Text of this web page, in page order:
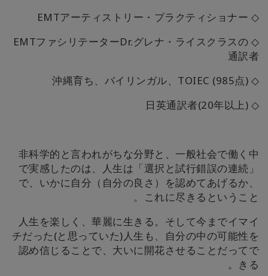
◇ EMTアーティストリー・プラクティショナー
◇ EMTファシリテーターDr.グレナ・ライスクラスの
通訳者
◇ 沖縄育ち、バイリンガル、TOIEC (985点)
◇ 日英通訳者
(20年以上)
非科学的と言われがちな分野と、一般社会で働く中
で実感したのは、人生は「選択と試行錯誤の連続」
で、いかに自分（自分の良さ）を認めてあげるか、
これに尽きるということ。
人生を楽しく、華麗に生きる。そして今までイマイ
チだった(と思っていた)人生も、自分の中の可能性を
認め信じることで、大いに開花させることだってで
きる。